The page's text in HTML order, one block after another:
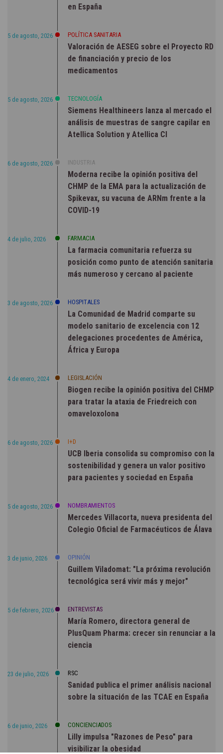
en España
5 de agosto, 2026 POLÍTICA SANITARIA
Valoración de AESEG sobre el Proyecto RD
de financiación y precio de los
medicamentos
5 de agosto, 2026 TECNOLOGÍA
Siemens Healthineers lanza al mercado el
análisis de muestras de sangre capilar en
Atellica Solution y Atellica CI
6 de agosto, 2026 INDUSTRIA
Moderna recibe la opinión positiva del
CHMP de la EMA para la actualización de
Spikevax, su vacuna de ARNm frente a la
COVID-19
4 de julio, 2026 FARMACIA
La farmacia comunitaria refuerza su
posición como punto de atención sanitaria
más numeroso y cercano al paciente
3 de agosto, 2026 HOSPITALES
La Comunidad de Madrid comparte su
modelo sanitario de excelencia con 12
delegaciones procedentes de América,
África y Europa
4 de enero, 2024 LEGISLACIÓN
Biogen recibe la opinión positiva del CHMP
para tratar la ataxia de Friedreich con
omaveloxolona
6 de agosto, 2026 I+D
UCB Iberia consolida su compromiso con la
sostenibilidad y genera un valor positivo
para pacientes y sociedad en España
5 de agosto, 2026 NOMBRAMIENTOS
Mercedes Villacorta, nueva presidenta del
Colegio Oficial de Farmacéuticos de Álava
3 de junio, 2026 OPINIÓN
Guillem Viladomat: "La próxima revolución
tecnológica será vivir más y mejor"
5 de febrero, 2026 ENTREVISTAS
María Romero, directora general de
PlusQuam Pharma: crecer sin renunciar a la
ciencia
23 de julio, 2026 RSC
Sanidad publica el primer análisis nacional
sobre la situación de las TCAE en España
6 de junio, 2026 CONCIENCIADOS
Lilly impulsa "Razones de Peso" para
visibilizar la obesidad